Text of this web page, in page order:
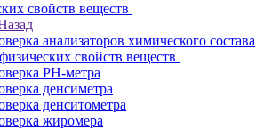
свойств веществ
анализаторов химического состава
свойств веществ
PH-метра
денсиметра
денситометра
жиромера